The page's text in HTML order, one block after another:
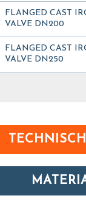
FLANGED CAST
VALVE DN200
FLANGED CAST
VALVE DN250